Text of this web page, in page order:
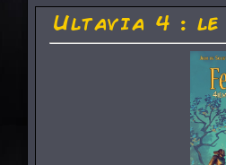
Ultavia 4 :